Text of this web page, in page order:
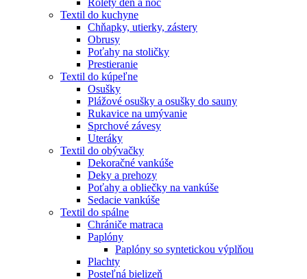
Textil do kuchyne
Chňapky, utierky, zástery
Obrusy
Poťahy na stoličky
Prestieranie
Textil do kúpeľne
Osušky
Plážové osušky a osušky do sauny
Rukavice na umývanie
Sprchové závesy
Uteráky
Textil do obývačky
Dekoračné vankúše
Deky a prehozy
Poťahy a obliečky na vankúše
Sedacie vankúše
Textil do spálne
Chrániče matraca
Paplóny
Paplóny so syntetickou výplňou
Plachty
Posteľná bielizeň